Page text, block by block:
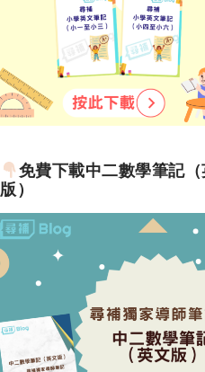
免費下載中二數學筆記（
版）